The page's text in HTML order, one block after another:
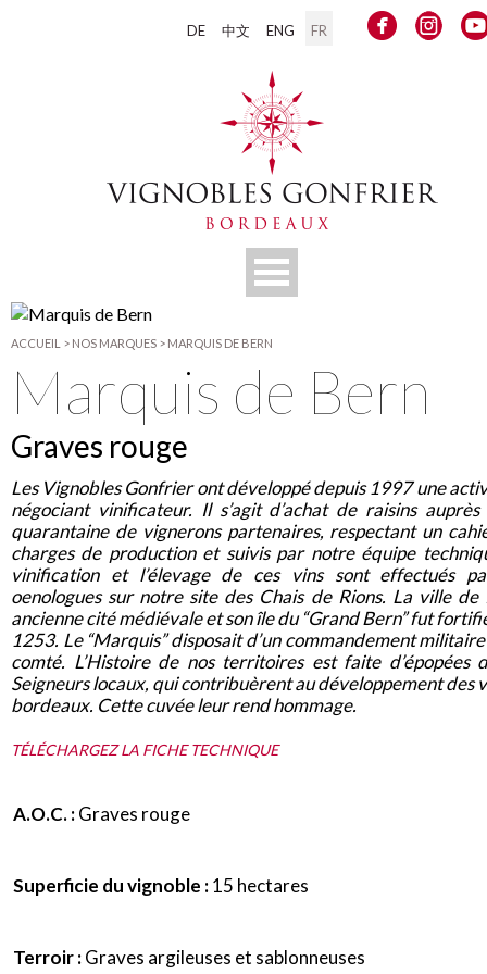
DE 中文 ENG FR
ACCUEIL > NOS MARQUES > MARQUIS DE BERN
Marquis de Bern
Graves rouge
Les Vignobles Gonfrier ont développé depuis 1997 une
négociant vinificateur. Il s’agit d’achat de raisins auprès
quarantaine de vignerons partenaires, respectant un
charges de production et suivis par notre équipe
vinification et l’élevage de ces vins sont effectués
oenologues sur notre site des Chais de Rions. La ville de
ancienne cité médiévale et son île du “Grand Bern” fut
1253. Le “Marquis” disposait d’un commandement
comté. L’Histoire de nos territoires est faite d’épopées
Seigneurs locaux, qui contribuèrent au développement des
bordeaux. Cette cuvée leur rend hommage.
TÉLÉCHARGEZ LA FICHE TECHNIQUE
A.O.C. :Graves rouge
Superficie du vignoble :15 hectares
Terroir :Graves argileuses et sablonneuses